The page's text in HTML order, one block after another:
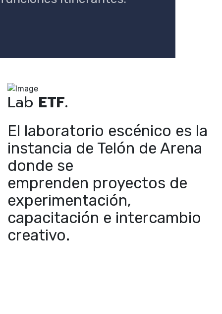
Lab ETF.
El laboratorio escénico es la
instancia de Telón de Arena
donde se
emprenden proyectos de
experimentación,
capacitación e intercambio
creativo.